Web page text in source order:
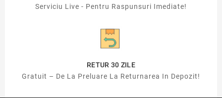
Serviciu Live - Pentru Raspunsuri Imediate!
RETUR 30 ZILE
Gratuit – De La Preluare La Returnarea In Depozit!